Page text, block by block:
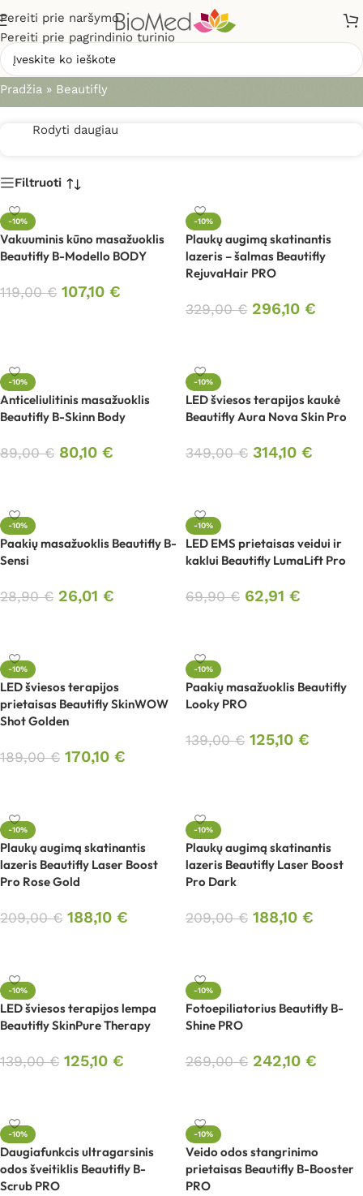
Pereiti prie naršymo
Pereiti prie pagrindinio turinio
Beautifly
Pradžia » Beautifly
Rodyti daugiau
Filtruoti
-10%
Vakuuminis kūno masažuoklis
Beautifly B-Modello BODY
119,00€ 107,10 €
-10%
Plaukų augimą skatinantis
lazeris – šalmas Beautifly
RejuvaHair PRO
329,00€ 296,10 €
-10%
Anticeliulitinis masažuoklis
Beautifly B-Skinn Body
89,00€ 80,10 €
-10%
LED šviesos terapijos kaukė
Beautifly Aura Nova Skin Pro
349,00€ 314,10 €
-10%
Paakių masažuoklis Beautifly B-
Sensi
28,90€ 26,01 €
-10%
LED EMS prietaisas veidui ir
kaklui Beautifly LumaLift Pro
69,90€ 62,91 €
-10%
LED šviesos terapijos
prietaisas Beautifly SkinWOW
Shot Golden
189,00€ 170,10 €
-10%
Paakių masažuoklis Beautifly
Looky PRO
139,00€ 125,10 €
-10%
Plaukų augimą skatinantis
lazeris Beautifly Laser Boost
Pro Rose Gold
209,00€ 188,10 €
-10%
Plaukų augimą skatinantis
lazeris Beautifly Laser Boost
Pro Dark
209,00€ 188,10 €
-10%
LED šviesos terapijos lempa
Beautifly SkinPure Therapy
139,00€ 125,10 €
-10%
Fotoepiliatorius Beautifly B-
Shine PRO
269,00€ 242,10 €
-10%
Daugiafunkcis ultragarsinis
odos šveitiklis Beautifly B-
Scrub PRO
-10%
Veido odos stangrinimo
prietaisas Beautifly B-Booster
PRO